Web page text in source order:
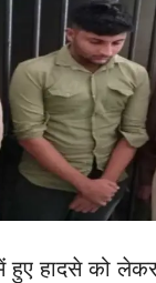
हुए हादसे को